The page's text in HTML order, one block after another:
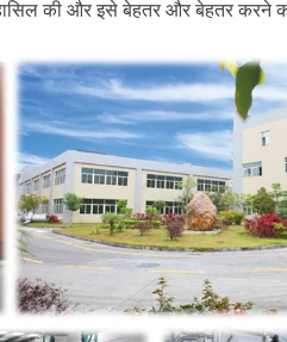
हासिल की और इसे बेहतर और बेहतर करने